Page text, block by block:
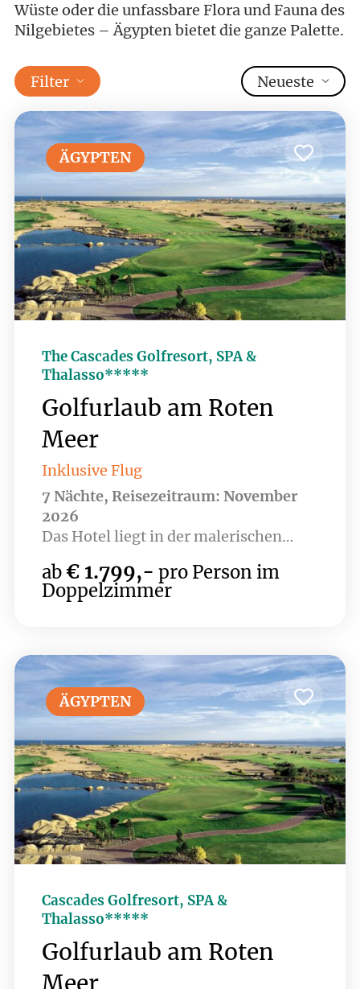
Wüste oder die unfassbare Flora und Fauna des
Nilgebietes – Ägypten bietet die ganze Palette.
Filter Neueste
ÄGYPTEN
The Cascades Golfresort, SPA &
Thalasso*****
Golfurlaub am Roten
Meer
Inklusive Flug
7 Nächte, Reisezeitraum: November
2026
Das Hotel liegt in der malerischen
bietet eine perfekte Kombination aus
Erholung und Aktivität. Umgeben von
auch auf einem erstklassigen Golfplatz
spielen. Der Soma Bay Golf Club, ein
Gary Player Design 18-Loch
Championship Course mit seinen
spektakulären Ausblicken auf das Meer
und die Wüste verspricht ein
einzigartiges Golferlebnis. Aktuell sind
auch bereits 9 Loch des brandneuen
Golfplatzes Hidden Cove bespielbar -
ab dem Jahr 2027 sorgen dann zwei
18-Loch Plätze für perfektes
ab€ 1.799,- pro Person im
Doppelzimmer
ÄGYPTEN
Cascades Golfresort, SPA &
Thalasso*****
Golfurlaub am Roten
Meer